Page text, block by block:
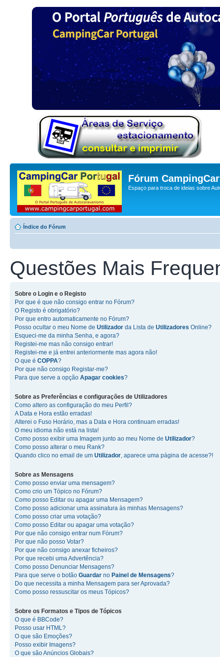
Fórum
Espaço para troca de ideias sobre
Índice do Fórum
Questões Mais
Sobre o Login e o Registo
Por que é que não consigo entrar no Fórum?
O Registo é obrigatório?
Por que entro automaticamente no Fórum?
Posso ocultar o meu Nome de Utilizador da Lista de Utilizadores Online?
Esqueci-me da minha Senha, e agora?
Registei-me mas não consigo entrar!
Registei-me e já entrei anteriormente mas agora não!
O que é COPPA?
Por que não consigo Registar-me?
Para que serve a opção Apagar cookies?
Sobre as Preferências e configurações de Utilizadores
Como altero as configuração do meu Perfil?
A Data e Hora estão erradas!
Alterei o Fuso Horário, mas a Data e Hora continuam erradas!
O meu idioma não está na lista!
Como posso exibir uma Imagem junto ao meu Nome de Utilizador?
Como posso alterar o meu Rank?
Quando clico no email de um Utilizador, aparece uma página de acesse?!
Sobre as Mensagens
Como posso enviar uma mensagem?
Como crio um Tópico no Fórum?
Como posso Editar ou apagar uma Mensagem?
Como posso adicionar uma assinatura às minhas Mensagens?
Como posso criar uma votação?
Como posso Editar ou apagar uma votação?
Por que não consigo entrar num Fórum?
Por que não posso Votar?
Por que não consigo anexar ficheiros?
Por que recebi uma Advertência?
Como posso Denunciar Mensagens?
Para que serve o botão Guardar no Painel de Mensagens?
Do que necessita a minha Mensagem para ser Aprovada?
Como posso ressuscitar os meus Tópicos?
Sobre os Formatos e Tipos de Tópicos
O que é BBCode?
Posso usar HTML?
O que são Emoções?
Posso exibir Imagens?
O que são Anúncios Globais?